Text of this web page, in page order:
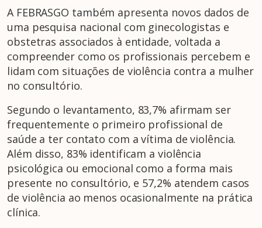
A FEBRASGO também apresenta novos dados de
uma pesquisa nacional com ginecologistas e
obstetras associados à entidade, voltada a
compreender como os profissionais percebem e
lidam com situações de violência contra a mulher
no consultório.
Segundo o levantamento, 83,7% afirmam ser
frequentemente o primeiro profissional de
saúde a ter contato com a vítima de violência.
Além disso, 83% identificam a violência
psicológica ou emocional como a forma mais
presente no consultório, e 57,2% atendem casos
de violência ao menos ocasionalmente na prática
clínica.